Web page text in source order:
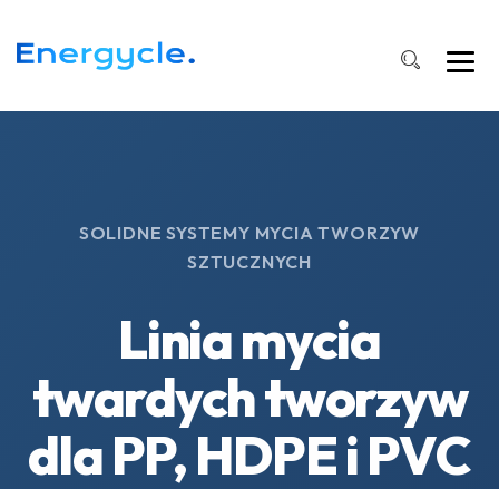
SOLIDNE SYSTEMY MYCIA TWORZYW
SZTUCZNYCH
Linia mycia
twardych tworzyw
dla PP, HDPE i PVC